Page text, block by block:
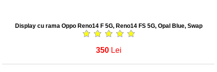
Display cu rama Oppo Reno14 F 5G, Reno14 FS 5G, Opal Blue, Swap
350 Lei